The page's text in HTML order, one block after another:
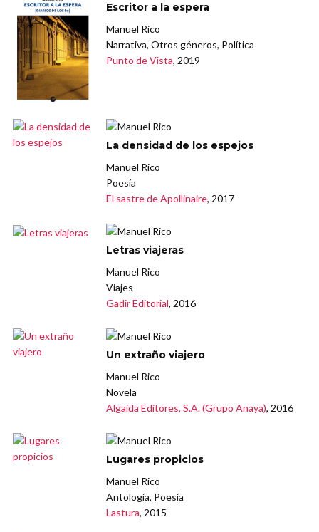
Escritor a la espera
Manuel Rico
Narrativa, Otros géneros, Política
Punto de Vista, 2019
La densidad de los espejos
Manuel Rico
Poesía
El sastre de Apollinaire, 2017
Letras viajeras
Manuel Rico
Viajes
Gadir Editorial, 2016
Un extraño viajero
Manuel Rico
Novela
Algaida Editores, S.A. (Grupo Anaya), 2016
Lugares propicios
Manuel Rico
Antología, Poesía
Lastura, 2015